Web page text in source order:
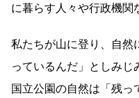
に暮らす人々や行政機関
私たちが山に登り、自然
っているんだ」としみじ
国立公園の自然は「残っ